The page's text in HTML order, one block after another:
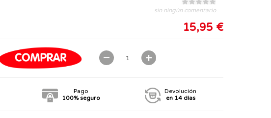
sin ningún comentario
15,95 €
Pago
100% seguro
Devolución
en 14 días